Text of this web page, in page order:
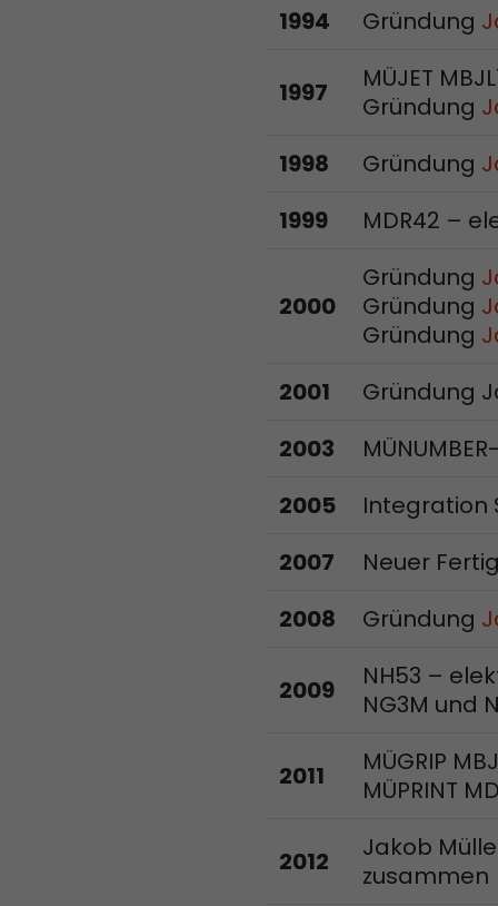
1994
Gründung
1997
MÜJET
Gründung
1998
Gründung
1999
MDR42 –
2000
Gründung
Gründung
Gründung
2001
Gründung
2003
2005
Integration
2007
Neuer
2008
Gründung
2009
NH53 –
NG3M und
2011
MÜGRIP
MÜPRINT
2012 Jakob
zusammen